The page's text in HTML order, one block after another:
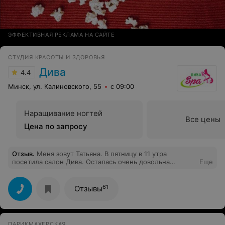
ЭФФЕКТИВНАЯ РЕКЛАМА НА САЙТЕ
СТУДИЯ КРАСОТЫ И ЗДОРОВЬЯ
4.4 Дива
Минск, ул. Калиновского, 55 с 09:00
Наращивание ногтей
Цена по запросу
Все цены
Отзыв. Меня зовут Татьяна. В пятницу в 11 утра
посетила салон Дива. Осталась очень довольна
изменить причёску. Время у мастера оказалось
свободно, и мне сделали класную стрижку. Вначале я
этого не оценила, т.к. было непривычно на себя
смотреть. Но позже когда посмотрела в зеркало
поняла как здорово изменить свой образ. Спасибо
Еще
Отзывы61